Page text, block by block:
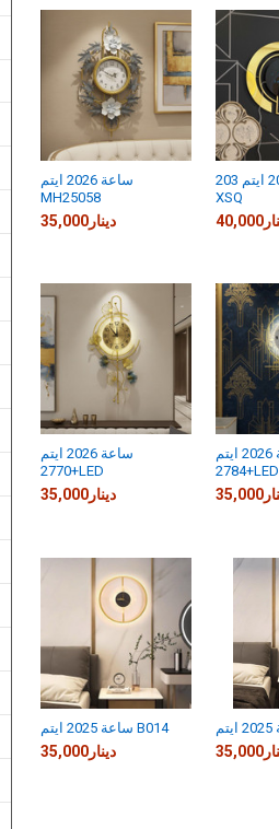
ساعة 2026 ايتم
MH25058
35,000دينار
ساعة 2026 ايتم 203C-
XSQ
ساعة 2026 ايتم
2770+LED
35,000دينار
ساعة 2026 ايتم
2784+LED
ساعة 2025 ايتم B014
35,000دينار